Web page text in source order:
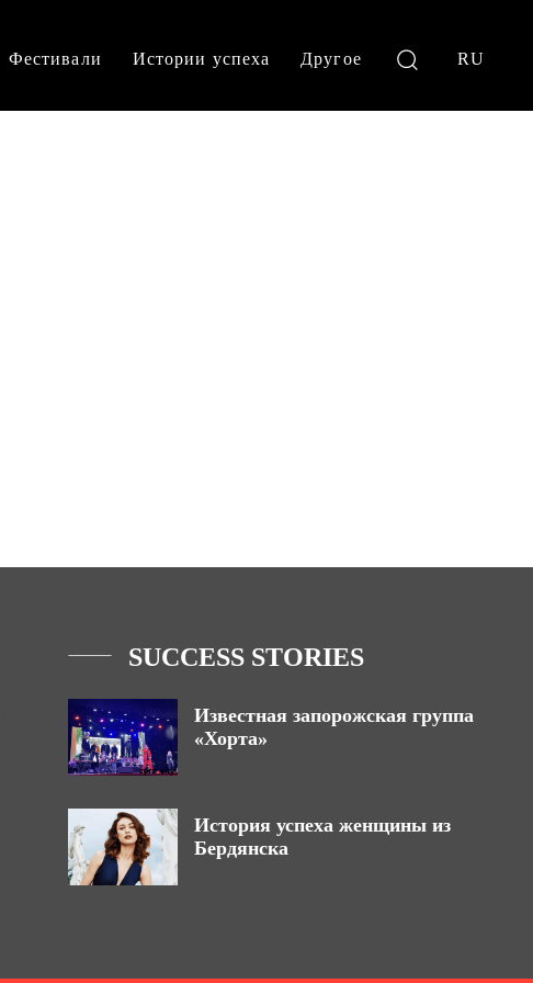
Фестивали Истории успеха Другое RU
SUCCESS STORIES
Известная запорожская группа
«Хорта»
История успеха женщины из
Бердянска